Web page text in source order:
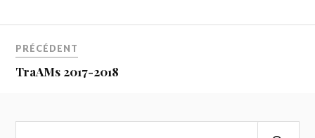
PRÉCÉDENT
TraAMs 2017-2018